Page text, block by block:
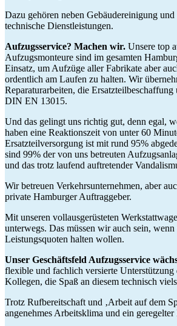
Dazu gehören neben Gebäudereinigung
technische Dienstleistungen.
Aufzugsservice? Machen wir. Unsere top
Aufzugsmonteure sind im gesamten
Einsatz, um Aufzüge aller Fabrikate aber
ordentlich am Laufen zu halten. Wir
Reparaturarbeiten, die Ersatzteilbeschaffung
DIN EN 13015.
Und das gelingt uns richtig gut, denn egal,
haben eine Reaktionszeit von unter 60
Ersatzteilversorgung ist mit rund 95%
sind 99% der von uns betreuten
und das trotz laufend auftretender
Wir betreuen Verkehrsunternehmen, aber
private Hamburger Auftraggeber.
Mit unseren vollausgerüsteten
unterwegs. Das müssen wir auch sein,
Leistungsquoten halten wollen.
Unser Geschäftsfeld Aufzugsservice
flexible und fachlich versierte
Kollegen, die Spaß an diesem technisch
Trotz Rufbereitschaft und ‚Arbeit auf dem
angenehmes Arbeitsklima und ein geregelter